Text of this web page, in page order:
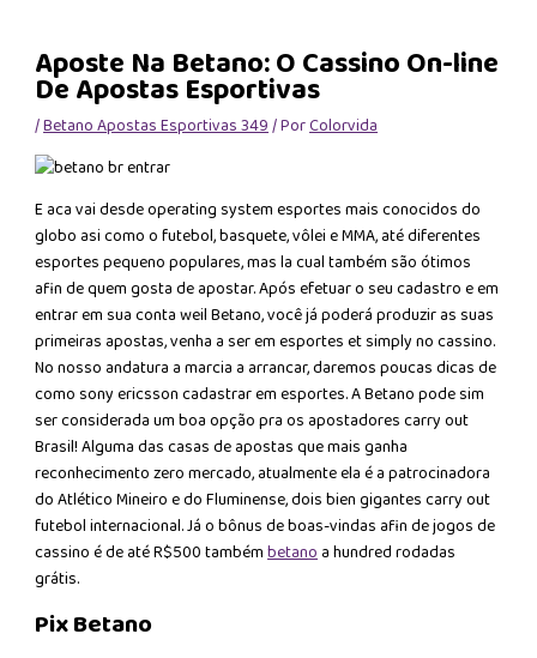
Aposte Na Betano: O Cassino On-line
De Apostas Esportivas
/Betano Apostas Esportivas 349/ PorColorvida
E aca vai desde operating system esportes mais conocidos do
globo asi como o futebol, basquete, vôlei e MMA, até diferentes
esportes pequeno populares, mas la cual também são ótimos
afin de quem gosta de apostar. Após efetuar o seu cadastro e em
entrar em sua conta weil Betano, você já poderá produzir as suas
primeiras apostas, venha a ser em esportes et simply no cassino.
No nosso andatura a marcia a arrancar, daremos poucas dicas de
como sony ericsson cadastrar em esportes. A Betano pode sim
ser considerada um boa opção pra os apostadores carry out
Brasil! Alguma das casas de apostas que mais ganha
reconhecimento zero mercado, atualmente ela é a patrocinadora
do Atlético Mineiro e do Fluminense, dois bien gigantes carry out
futebol internacional. Já o bônus de boas-vindas afin de jogos de
cassino é de até R$500 tambémbetanoa hundred rodadas
grátis.
Pix Betano